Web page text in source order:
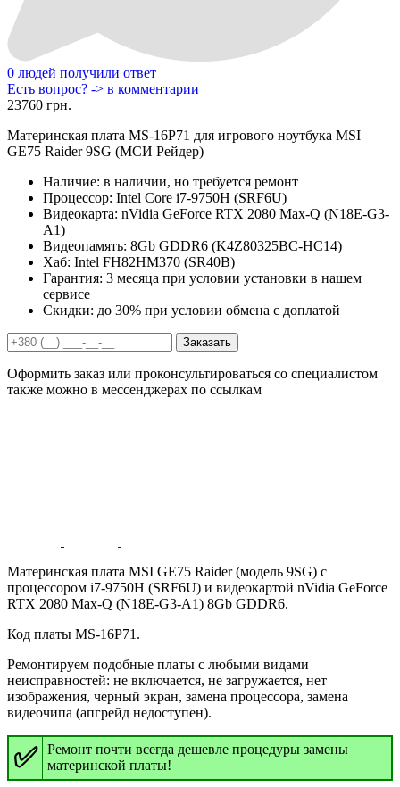
0 людей получили ответ
Есть вопрос? -> в комментарии
23760 грн.
Материнская плата MS-16P71 для игрового ноутбука MSI
GE75 Raider 9SG (МСИ Рейдер)
Наличие: в наличии, но требуется ремонт
Процессор: Intel Core i7-9750H (SRF6U)
Видеокарта: nVidia GeForce RTX 2080 Max-Q (N18E-G3-
A1)
Видеопамять: 8Gb GDDR6 (K4Z80325BC-HC14)
Хаб: Intel FH82HM370 (SR40B)
Гарантия: 3 месяца при условии установки в нашем
сервисе
Скидки: до 30% при условии обмена с доплатой
Заказать
Оформить заказ или проконсультироваться со специалистом
также можно в мессенджерах по ссылкам
Материнская плата MSI GE75 Raider (модель 9SG) с
процессором i7-9750H (SRF6U) и видеокартой nVidia GeForce
RTX 2080 Max-Q (N18E-G3-A1) 8Gb GDDR6.
Код платы MS-16P71.
Ремонтируем подобные платы с любыми видами
неисправностей: не включается, не загружается, нет
изображения, черный экран, замена процессора, замена
видеочипа (апгрейд недоступен).
✅
Ремонт почти всегда дешевле процедуры замены
материнской платы!